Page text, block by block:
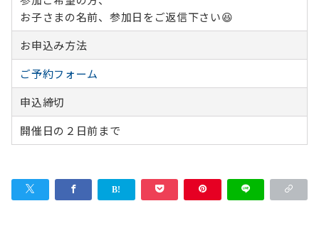
お子さまの名前、参加日をご返信下さい😆
お申込み方法
ご予約フォーム
申込締切
開催日の２日前まで